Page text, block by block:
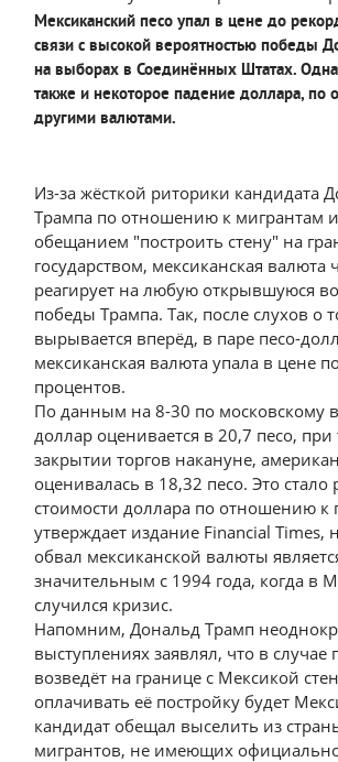
Мексиканский песо упал в цене до
связи с высокой вероятностью победы
на выборах в Соединённых Штатах.
также и некоторое падение доллара, по
другими валютами.
Из-за жёсткой риторики кандидата
Трампа по отношению к мигрантам
обещанием "построить стену" на
государством, мексиканская валюта
реагирует на любую открывшуюся
победы Трампа. Так, после слухов о
вырывается вперёд, в паре песо-
мексиканская валюта упала в цене
процентов.
По данным на 8-30 по московскому
доллар оценивается в 20,7 песо,
закрытии торгов накануне,
оценивалась в 18,32 песо. Это стало
стоимости доллара по отношению к
утверждает издание Financial
обвал мексиканской валюты
значительным с 1994 года, когда в
случился кризис.
Напомним, Дональд Трамп
выступлениях заявлял, что в случае
возведёт на границе с Мексикой
оплачивать её постройку будет
кандидат обещал выселить из
мигрантов, не имеющих